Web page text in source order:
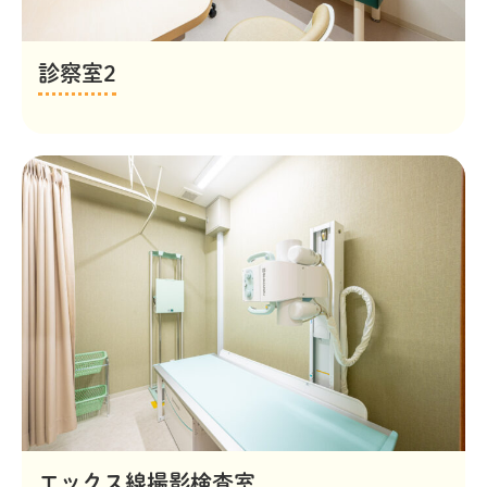
診察室2
エックス線撮影検査室